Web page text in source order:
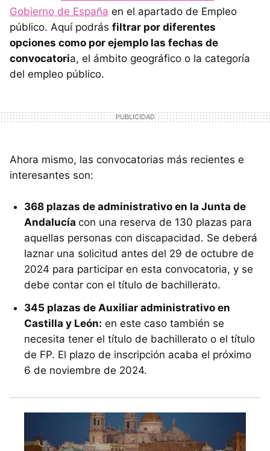
Gobierno de España en el apartado de Empleo
público. Aquí podrás filtrar por diferentes
opciones como por ejemplo las fechas de
convocatoria, el ámbito geográfico o la categoría
del empleo público.
Ahora mismo, las convocatorias más recientes e
interesantes son:
368 plazas de administrativo en la Junta de
Andalucía con una reserva de 130 plazas para
aquellas personas con discapacidad. Se deberá
laznar una solicitud antes del 29 de octubre de
2024 para participar en esta convocatoria, y se
debe contar con el título de bachillerato.
345 plazas de Auxiliar administrativo en
Castilla y León: en este caso también se
necesita tener el título de bachillerato o el título
de FP. El plazo de inscripción acaba el próximo
6 de noviembre de 2024.